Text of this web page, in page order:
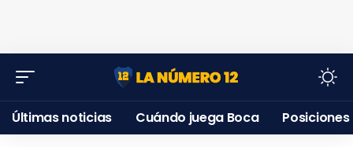
Últimas noticias Cuándo juega Boca Posiciones